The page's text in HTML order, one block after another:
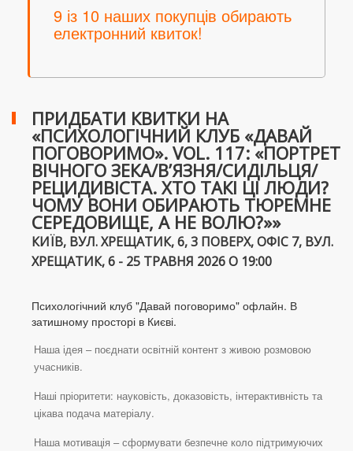
9 із 10 наших покупців обирають
електронний квиток!
ПРИДБАТИ КВИТКИ НА
«ПСИХОЛОГІЧНИЙ КЛУБ «ДАВАЙ
ПОГОВОРИМО». VOL. 117: «ПОРТРЕТ
ВІЧНОГО ЗЕКА/В’ЯЗНЯ/СИДІЛЬЦЯ/
РЕЦИДИВІСТА. ХТО ТАКІ ЦІ ЛЮДИ?
ЧОМУ ВОНИ ОБИРАЮТЬ ТЮРЕМНЕ
СЕРЕДОВИЩЕ, А НЕ ВОЛЮ?»»
КИЇВ, ВУЛ. ХРЕЩАТИК, 6, 3 ПОВЕРХ, ОФІС 7, ВУЛ.
ХРЕЩАТИК, 6 - 25 ТРАВНЯ 2026 О 19:00
Психологічний клуб "Давай поговоримо" офлайн. В
затишному просторі в Києві.
Наша ідея – поєднати освітній контент з живою розмовою
учасників.
Наші пріоритети: науковість, доказовість, інтерактивність та
цікава подача матеріалу.
Наша мотивація – сформувати безпечне коло підтримуючих